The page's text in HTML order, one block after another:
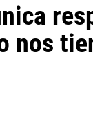
nos